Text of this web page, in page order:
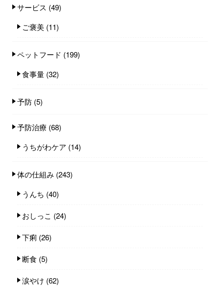
サービス (49)
ご褒美 (11)
ペットフード (199)
食事量 (32)
予防 (5)
予防治療 (68)
うちがわケア (14)
体の仕組み (243)
うんち (40)
おしっこ (24)
下痢 (26)
断食 (5)
涙やけ (62)